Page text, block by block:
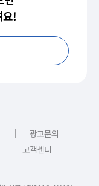
요!
｜ 광고문의
｜
｜ 고객센터